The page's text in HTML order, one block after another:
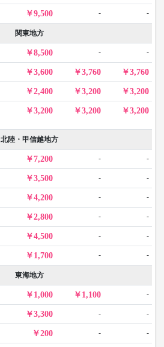
9,500 - -
関東地方
8,500 - -
3,600 3,760 3,760
2,400 3,200 3,200
3,200 3,200 3,200
北陸・甲信越地方
7,200 - -
3,500 - -
4,200 - -
2,800 - -
4,500 - -
1,700 - -
東海地方
1,000 1,100 -
3,300 - -
200 - -